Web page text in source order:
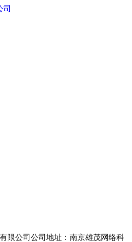
司
限公司公司地址：南京雄茂网络科